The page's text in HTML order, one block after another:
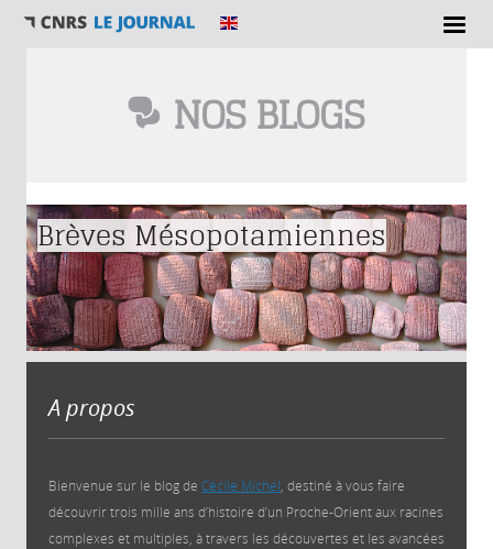
NOS BLOGS
Vous êtes ici
Brèves Mésopotamiennes
A propos
Bienvenue sur le blog de Cécile Michel, destiné à vous faire
découvrir trois mille ans d’histoire d’un Proche-Orient aux racines
complexes et multiples, à travers les découvertes et les avancées